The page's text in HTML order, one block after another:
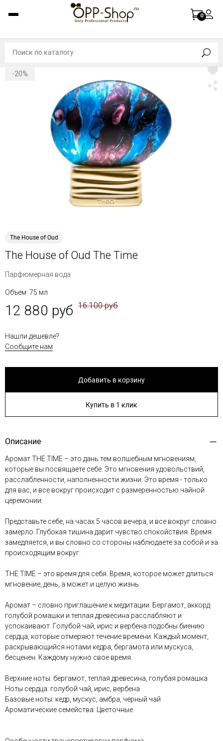
0
-20%
The House of Oud
The House of Oud The Time
Парфюмерная вода
Объем: 75 мл
12 880 руб 16 100 руб
Нашли дешевле?
Сообщите нам
Добавить в корзину
Купить в 1 клик
Описание
Аромат THE TIME – это дань тем волшебным мгновениям,
которые вы посвящаете себе. Это мгновения удовольствий,
расслабленности, наполненности жизни. Это время - только
для вас, и все вокруг происходит с размеренностью чайной
церемонии.
Представьте себе, на часах 5 часов вечера, и все вокруг словно
замерло. Глубокая тишина дарит чувство спокойствия. Время
замедляется, и вы словно со стороны наблюдаете за собой и за
происходящим вокруг.
THE TIME – это время для себя. Время, которое может длиться
мгновение, день, а может и целую жизнь.
Аромат – словно приглашение к медитации. Бергамот, аккорд
голубой ромашки и теплая древесина расслабляют и
успокаивают. Голубой чай, ирис и вербена подобны биению
сердца, которые отмеряют течение времени. Каждый момент,
раскрывающийся нотами кедра, бергамота или мускуса,
бесценен. Каждому нужно свое время.
Верхние ноты: бергамот, теплая древесина, голубая ромашка
Ноты сердца: голубой чай, ирис, вербена
Базовые ноты: кедр, мускус, амбра, черный чай
Ароматические семейства: Цветочные